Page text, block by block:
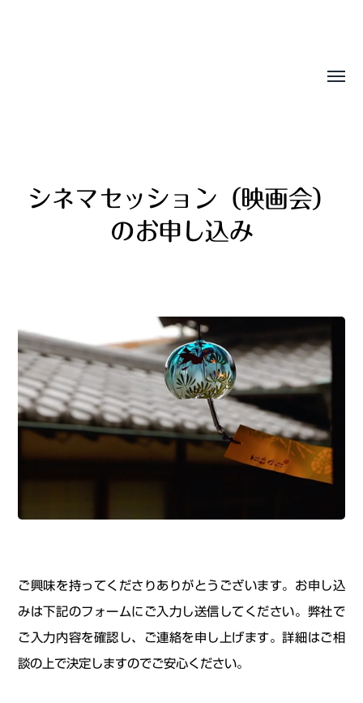
シネマセッション（映画会）
のお申し込み
ご興味を持ってくださりありがとうございます。お申し込
みは下記のフォームにご入力し送信してください。弊社で
ご入力内容を確認し、ご連絡を申し上げます。詳細はご相
談の上で決定しますのでご安心ください。